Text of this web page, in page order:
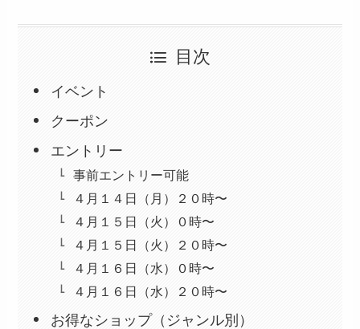
目次
イベント
クーポン
エントリー
事前エントリー可能
４月１４日（月）２０時〜
４月１５日（火）０時〜
４月１５日（火）２０時〜
４月１６日（水）０時〜
４月１６日（水）２０時〜
お得なショップ（ジャンル別）